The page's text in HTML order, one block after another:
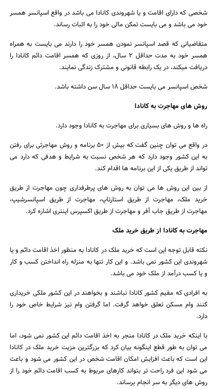
شخصی که دارای اقامت و یا شهروندی کانادا می باشد در واقع اسپانسر همسر
خود می باشد و می بایست تمکن مالی خود را به اثبات رساند.
متقاضیانی که قصد اسپانسر نمودن همسر خود را دارند می بایست به همراه
همسر خود به مدت حداقل ۲ سال، از روزی که همسر اقامت دائم کانادا را
دریافت میکند، در یک رابطه قانونی و مشترک زندگی نمایند.
شخص اسپانسر می بایست حداقل ۱۸ سال سن داشته باشد.
روش های مهاجرت به کانادا
راه ها و روش های بسیاری برای مهاجرت به کانادا وجود دارد.
در واقع می توان چنین گفت که بیش از ۵۰ برنامه و روش مهاجرتی برای رفتن
به این کشور وجود دارد که هر شخص نسبت به شرایط و هدفی که دارد می
تواند از طریق یکی از این برنامه ها اقدام کند.
از بین این روش ها می توان به روش های پرطرفداری چون مهاجرت از طریق
خرید ملک، مهاجرت از طریق استارتاپ، مهاجرت از طریق اسپانسرشیپ،
مهاجرت از طریق جاب آفر و مهاجرت از طریق اکسپرس اینتری اشاره کرد.
مهاجرت به کانادا از طریق خرید ملک
نکته قابل توجه این است که خرید ملک در کانادا به منظور اخذ اقامت دائم و یا
شهروندی این کشور نمی باشد. و این کار تنها به منزله راه انداختن کسب و کار
و یا کسب درآمد از ملک خود می باشد.
به افرادی که مقیم کشور کانادا نباشند و بخواهند در این کشور ملکی خریداری
کنند وام مسکن تعلق خواهد گرفت. اما گرفتن وام نیز شرایط خاص خود را
دارد.
با اینکه خرید ملک در کانادا منجر به اخذ اقامت دائم این کشور نمی شود، اما
می توان به طور قطع اینگونه بیان کرد که بزرگترین مزیت خرید ملک در کانادا
این است که باعث افزایش امکان اقامت شخص در این کشور می شود و باعث
می شود این فرد راحت تر بتواند کارهای مربوط به کسب اقامت دائم خود را از
روش های دیگر به سر انجام برساند.